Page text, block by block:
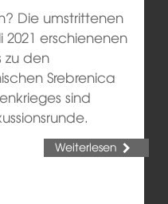
Die umstrittenen
2021 erschienenen
zu den
Srebrenica
sind
Weiterlesen